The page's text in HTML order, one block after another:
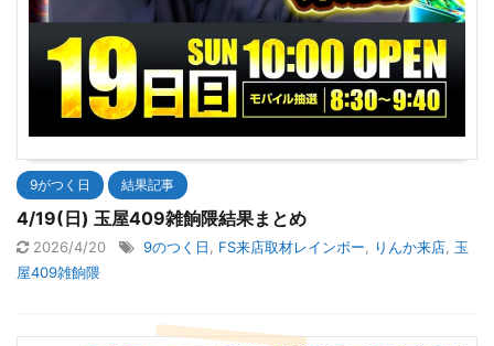
9がつく日 結果記事
4/19(日) 玉屋409雑餉隈結果まとめ
2026/4/20 9のつく日 FS来店取材レインボー りんか来店 玉
屋409雑餉隈